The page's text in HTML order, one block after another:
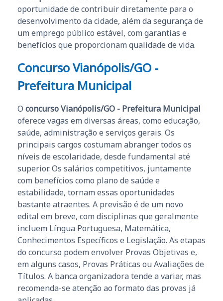
oportunidade de contribuir diretamente para o
desenvolvimento da cidade, além da segurança de
um emprego público estável, com garantias e
benefícios que proporcionam qualidade de vida.
Concurso Vianópolis/GO -
Prefeitura Municipal
O concurso Vianópolis/GO - Prefeitura Municipal
oferece vagas em diversas áreas, como educação,
saúde, administração e serviços gerais. Os
principais cargos costumam abranger todos os
níveis de escolaridade, desde fundamental até
superior. Os salários competitivos, juntamente
com benefícios como plano de saúde e
estabilidade, tornam essas oportunidades
bastante atraentes. A previsão é de um novo
edital em breve, com disciplinas que geralmente
incluem Língua Portuguesa, Matemática,
Conhecimentos Específicos e Legislação. As etapas
do concurso podem envolver Provas Objetivas e,
em alguns casos, Provas Práticas ou Avaliações de
Títulos. A banca organizadora tende a variar, mas
recomenda-se atenção ao formato das provas já